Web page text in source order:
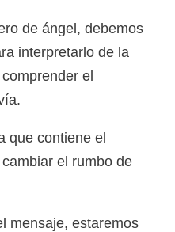
de ángel, debemos
interpretarlo de la
el
que contiene el
el rumbo de
mensaje, estaremos